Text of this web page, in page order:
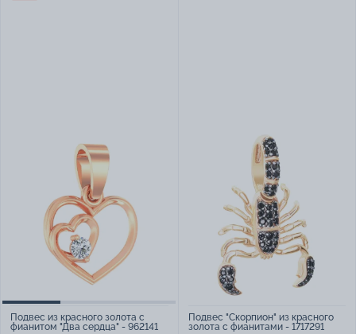
Подвес из красного золота с
фианитом "Два сердца" - 962141
Подвес "Скорпион" из красного
золота с фианитами - 1717291